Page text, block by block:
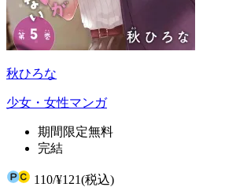
秋ひろな
少女・女性マンガ
期間限定無料
完結
110/¥121(税込)